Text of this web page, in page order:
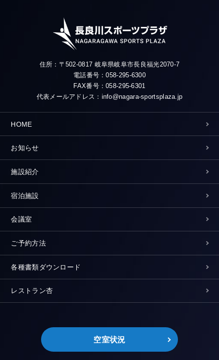
住所：〒502-0817 岐阜県岐阜市長良福光2070-7
電話番号：058-295-6300
FAX番号：058-295-6301
代表メールアドレス：info@nagara-sportsplaza.jp
HOME
お知らせ
施設紹介
宿泊施設
会議室
ご予約方法
各種書類ダウンロード
レストラン杏
空室状況